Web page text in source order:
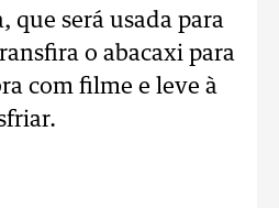
que será usada para
o abacaxi para
com filme e leve à